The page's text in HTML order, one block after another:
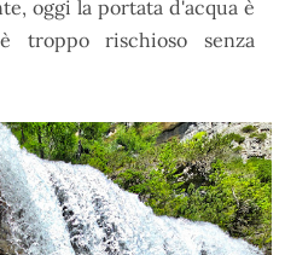
oggi la portata d'acqua è
troppo rischioso senza